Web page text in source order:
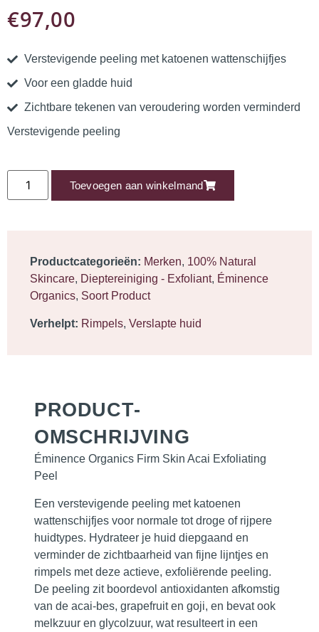
€97,00
Verstevigende peeling met katoenen wattenschijfjes
Voor een gladde huid
Zichtbare tekenen van veroudering worden verminderd
Verstevigende peeling
Toevoegen aan winkelmand
Productcategorieën: Merken, 100% Natural
Skincare, Dieptereiniging - Exfoliant, Éminence
Organics, Soort Product
Verhelpt: Rimpels, Verslapte huid
PRODUCT­
OMSCHRIJVING
Éminence Organics Firm Skin Acai Exfoliating
Peel
Een verstevigende peeling met katoenen
wattenschijfjes voor normale tot droge of rijpere
huidtypes. Hydrateer je huid diepgaand en
verminder de zichtbaarheid van fijne lijntjes en
rimpels met deze actieve, exfoliërende peeling.
De peeling zit boordevol antioxidanten afkomstig
van de acai-bes, grapefruit en goji, en bevat ook
melkzuur en glycolzuur, wat resulteert in een